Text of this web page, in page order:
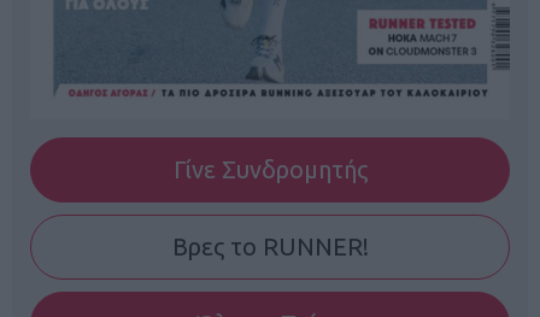
Γίνε Συνδρομητής
Βρες το RUNNER!